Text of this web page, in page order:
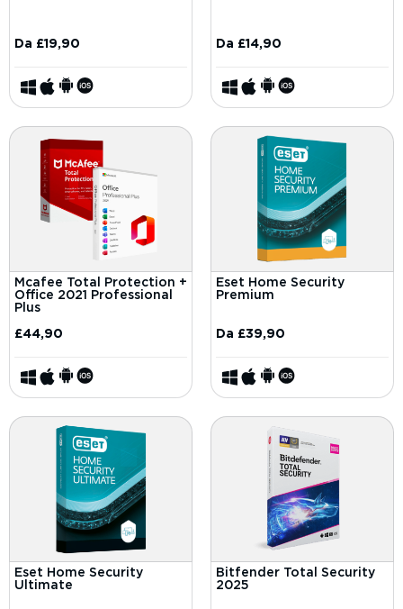
Da £19,90 Da £14,90
Mcafee Total Protection +
Office 2021 Professional
Plus
£44,90
Eset Home Security
Premium
Da £39,90
Eset Home Security
Ultimate
Bitfender Total Security
2025